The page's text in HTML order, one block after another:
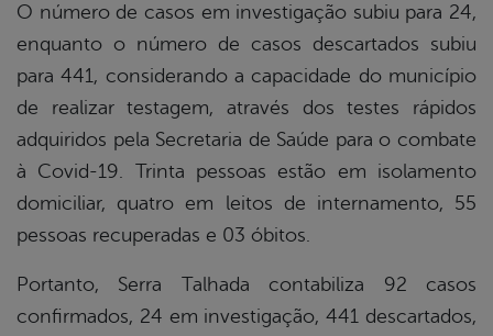
O número de casos em investigação subiu para 24,
enquanto o número de casos descartados subiu
para 441, considerando a capacidade do município
de realizar testagem, através dos testes rápidos
adquiridos pela Secretaria de Saúde para o combate
à Covid-19. Trinta pessoas estão em isolamento
domiciliar, quatro em leitos de internamento, 55
pessoas recuperadas e 03 óbitos.
Portanto, Serra Talhada contabiliza 92 casos
confirmados, 24 em investigação, 441 descartados,